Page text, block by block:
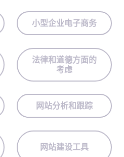
小型企业电子商务
法律和道德方面的
考虑
网站分析和跟踪
网站建设工具